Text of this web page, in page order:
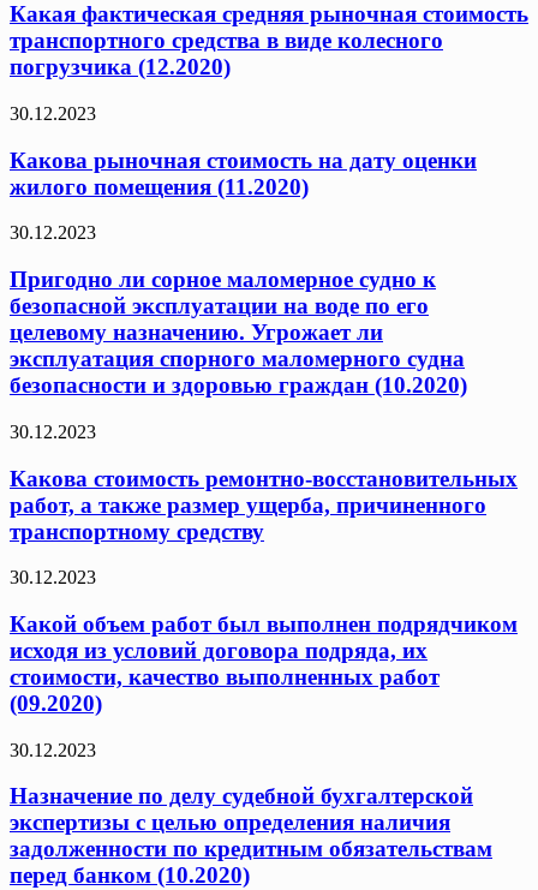
Какая фактическая средняя рыночная стоимость
транспортного средства в виде колесного
погрузчика (12.2020)
30.12.2023
Какова рыночная стоимость на дату оценки
жилого помещения (11.2020)
30.12.2023
Пригодно ли сорное маломерное судно к
безопасной эксплуатации на воде по его
целевому назначению. Угрожает ли
эксплуатация спорного маломерного судна
безопасности и здоровью граждан (10.2020)
30.12.2023
Какова стоимость ремонтно-восстановительных
работ, а также размер ущерба, причиненного
транспортному средству
30.12.2023
Какой объем работ был выполнен подрядчиком
исходя из условий договора подряда, их
стоимости, качество выполненных работ
(09.2020)
30.12.2023
Назначение по делу судебной бухгалтерской
экспертизы с целью определения наличия
задолженности по кредитным обязательствам
перед банком (10.2020)